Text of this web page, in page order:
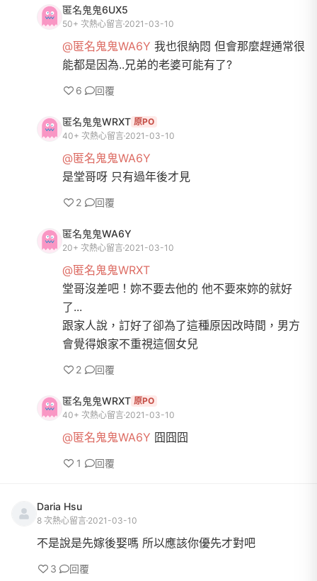
匿名鬼鬼6UX5
50+ 次熱心留言 2021-03-10
@匿名鬼鬼WA6Y 我也很納悶 但會那麼趕通常很
能都是因為..兄弟的老婆可能有了?
6 回覆
匿名鬼鬼WRXT 原PO
40+ 次熱心留言 2021-03-10
@匿名鬼鬼WA6Y
是堂哥呀 只有過年後才見
2 回覆
匿名鬼鬼WA6Y
20+ 次熱心留言 2021-03-10
@匿名鬼鬼WRXT
堂哥沒差吧！妳不要去他的 他不要來妳的就好
了...
跟家人說，訂好了卻為了這種原因改時間，男方
會覺得娘家不重視這個女兒
2 回覆
匿名鬼鬼WRXT 原PO
40+ 次熱心留言 2021-03-10
@匿名鬼鬼WA6Y 囧囧囧
1 回覆
Daria Hsu
8 次熱心留言 2021-03-10
不是說是先嫁後娶嗎 所以應該你優先才對吧
3 回覆